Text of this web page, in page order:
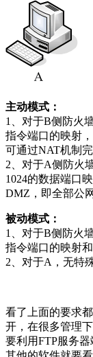
主动模式：
1、对于B侧防火
指令端口的映射
可通过NAT机制
2、对于A侧防火
1024的数据端口
DMZ，即全部公
被动模式：
1、对于B侧防火
指令端口的映射
2、对于A，无特
看了上面的要求
开，在很多管理
要利用FTP服务器